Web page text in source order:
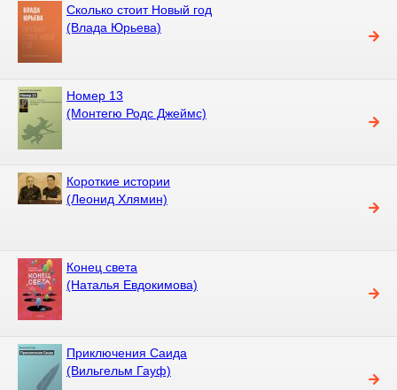
Сколько стоит Новый год
(Влада Юрьева)
Номер 13
(Монтегю Родс Джеймс)
Короткие истории
(Леонид Хлямин)
Конец света
(Наталья Евдокимова)
Приключения Саида
(Вильгельм Гауф)